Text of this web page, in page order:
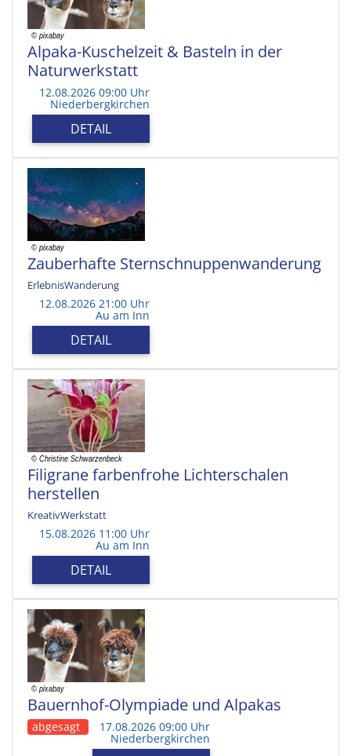
Alpaka-Kuschelzeit & Basteln in der
Naturwerkstatt
12.08.2026 09:00 Uhr
Niederbergkirchen
DETAIL
Zauberhafte Sternschnuppenwanderung
ErlebnisWanderung
12.08.2026 21:00 Uhr
Au am Inn
DETAIL
Filigrane farbenfrohe Lichterschalen
herstellen
KreativWerkstatt
15.08.2026 11:00 Uhr
Au am Inn
DETAIL
Bauernhof-Olympiade und Alpakas
abgesagt 17.08.2026 09:00 Uhr
Niederbergkirchen